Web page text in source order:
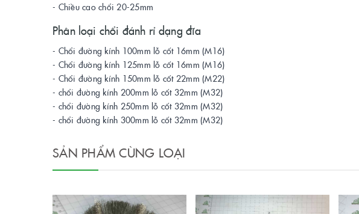
- Chiều cao chổi 20-25mm
Phân loại chổi đánh rỉ dạng đĩa
- Chổi đường kính 100mm lỗ cốt 16mm (M16)
- Chổi đường kính 125mm lỗ cốt 16mm (M16)
- Chổi đường kính 150mm lỗ cốt 22mm (M22)
- chổi đường kính 200mm lỗ cốt 32mm (M32)
- chổi đường kính 250mm lỗ cốt 32mm (M32)
- chổi đường kính 300mm lỗ cốt 32mm (M32)
SẢN PHẨM CÙNG LOẠI